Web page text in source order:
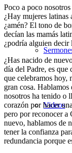
Videos
Poco a poco
¿Hay mujeres
¿amén? El tono de
decían las mamás
¿podría alguien decir
¿Has nacido de
día del Padre, es que
que celebramos hoy,
gran cosa.
nosotros ha tenido o
corazón por hacer
pero por reconocer a
nuevo, hablamos de
tener la confianza
redundancia porque